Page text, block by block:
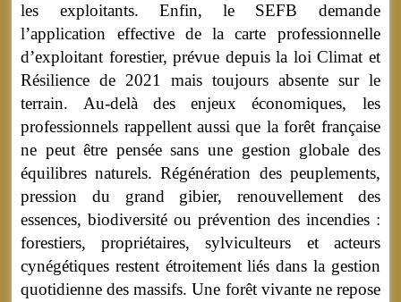
les exploitants. Enfin, le SEFB demande
l’application effective de la carte professionnelle
d’exploitant forestier, prévue depuis la loi Climat et
Résilience de 2021 mais toujours absente sur le
terrain. Au-delà des enjeux économiques, les
professionnels rappellent aussi que la forêt française
ne peut être pensée sans une gestion globale des
équilibres naturels. Régénération des peuplements,
pression du grand gibier, renouvellement des
essences, biodiversité ou prévention des incendies :
forestiers, propriétaires, sylviculteurs et acteurs
cynégétiques restent étroitement liés dans la gestion
quotidienne des massifs. Une forêt vivante ne repose